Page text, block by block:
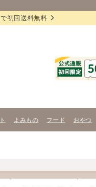
初回送料無料
よみもの フード おやつ